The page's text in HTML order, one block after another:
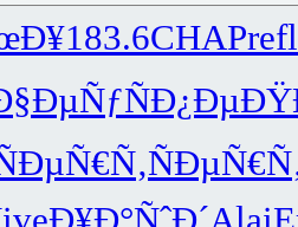
183.6CHAPrefl
ÑƒÑÐ¿Ðµ